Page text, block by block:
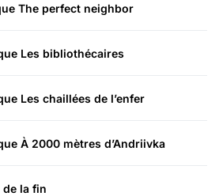
The perfect neighbor
Les bibliothécaires
Les chaillées de l’enfer
À 2000 mètres d’Andriivka
la fin